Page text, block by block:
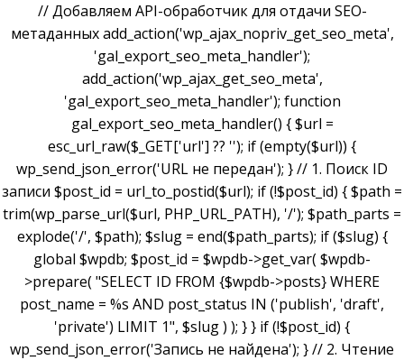
// Добавляем API-обработчик для отдачи SEO-
метаданных add_action('wp_ajax_nopriv_get_seo_meta',
'gal_export_seo_meta_handler');
add_action('wp_ajax_get_seo_meta',
'gal_export_seo_meta_handler'); function
gal_export_seo_meta_handler() { $url =
esc_url_raw($_GET['url'] ?? ''); if (empty($url)) {
wp_send_json_error('URL не передан'); } // 1. Поиск ID
записи $post_id = url_to_postid($url); if (!$post_id) { $path =
trim(wp_parse_url($url, PHP_URL_PATH), '/'); $path_parts =
explode('/', $path); $slug = end($path_parts); if ($slug) {
global $wpdb; $post_id = $wpdb->get_var( $wpdb-
>prepare( "SELECT ID FROM {$wpdb->posts} WHERE
post_name = %s AND post_status IN ('publish', 'draft',
'private') LIMIT 1", $slug ) ); } } if (!$post_id) {
wp_send_json_error('Запись не найдена'); } // 2. Чтение